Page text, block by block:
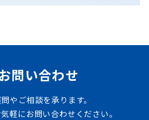
問い合わせ
やご相談を承ります。
軽にお問い合わせください。